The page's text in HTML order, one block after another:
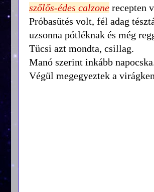
szőlős-édes calzone recepten
Próbasütés volt, fél adag
uzsonna pótléknak és még
Tücsi azt mondta, csillag.
Manó szerint inkább
Végül megegyeztek a